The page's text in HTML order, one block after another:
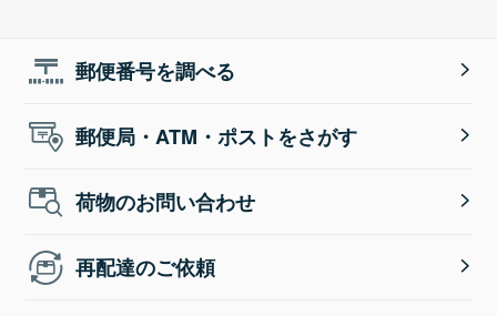
郵便番号を調べる
郵便局・ATM・ポストをさがす
荷物のお問い合わせ
再配達のご依頼